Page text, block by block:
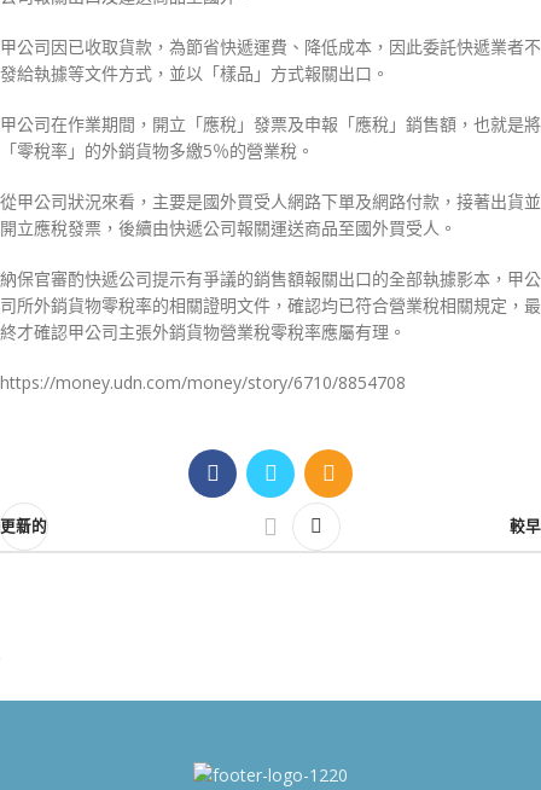
甲公司因已收取貨款，為節省快遞運費、降低成本，因此委託快遞業者不
發給執據等文件方式，並以「樣品」方式報關出口。
甲公司在作業期間，開立「應稅」發票及申報「應稅」銷售額，也就是將
「零稅率」的外銷貨物多繳5％的營業稅。
從甲公司狀況來看，主要是國外買受人網路下單及網路付款，接著出貨並
開立應稅發票，後續由快遞公司報關運送商品至國外買受人。
納保官審酌快遞公司提示有爭議的銷售額報關出口的全部執據影本，甲公
司所外銷貨物零稅率的相關證明文件，確認均已符合營業稅相關規定，最
終才確認甲公司主張外銷貨物營業稅零稅率應屬有理。
https://money.udn.com/money/story/6710/8854708
更新的 較早